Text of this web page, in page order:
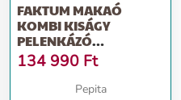
FAKTUM MAKAÓ
KOMBI KISÁGY
PELENKÁZÓ
KOMÓDDAL 70X120CM
- ZSIRÁF - BARNA
134 990 Ft
Pepita